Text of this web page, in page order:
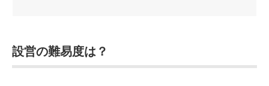
設営の難易度は？